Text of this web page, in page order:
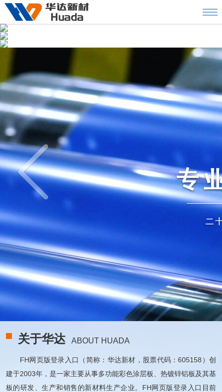
关于华达 ABOUT HUADA
FH网页版登录入口（简称：华达新材，股票代码：605158）创
建于2003年，是一家主要从事多功能彩色涂层板、热镀锌铝板及其基
板的研发、生产和销售的新材料生产企业。FH网页版登录入口目前